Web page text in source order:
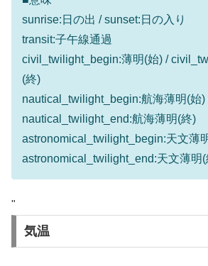
sunrise:日の出 / sunset:日の入り
transit:子午線通過
civil_twilight_begin:薄明(始) /
(終)
nautical_twilight_begin:航海薄明(始)
nautical_twilight_end:航海薄明(終)
astronomical_twilight_begin:天文薄
astronomical_twilight_end:天文薄明(
"
気温